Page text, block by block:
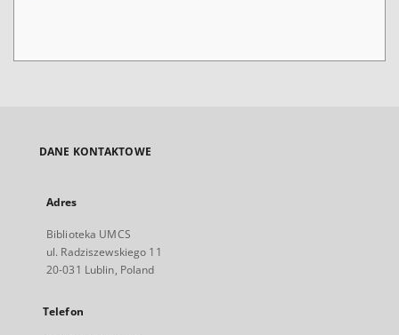
DANE KONTAKTOWE
Adres
Biblioteka UMCS
ul. Radziszewskiego 11
20-031 Lublin, Poland
Telefon